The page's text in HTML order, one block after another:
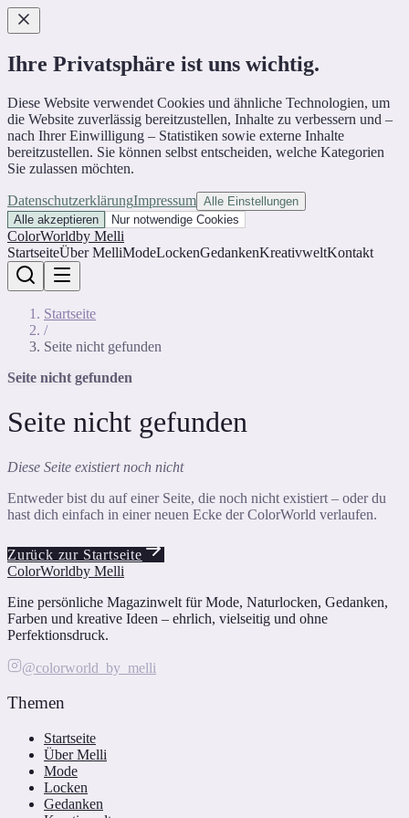
Ihre Privatsphäre ist uns wichtig.
Diese Website verwendet Cookies und ähnliche Technologien, um
die Website zuverlässig bereitzustellen, Inhalte zu verbessern und –
nach Ihrer Einwilligung – Statistiken sowie externe Inhalte
bereitzustellen. Sie können selbst entscheiden, welche Kategorien
Sie zulassen möchten.
DatenschutzerklärungImpressum Alle Einstellungen
Alle akzeptieren
Nur notwendige Cookies
ColorWorldby Melli
StartseiteÜber MelliModeLockenGedankenKreativweltKontakt
Startseite
/
Seite nicht gefunden
Seite nicht gefunden
Seite nicht gefunden
Diese Seite existiert noch nicht
Entweder bist du auf einer Seite, die noch nicht existiert – oder du
hast dich einfach in einer neuen Ecke der ColorWorld verlaufen.
Zurück zur Startseite
ColorWorldby Melli
Eine persönliche Magazinwelt für Mode, Naturlocken, Gedanken,
Farben und kreative Ideen – ehrlich, vielseitig und ohne
Perfektionsdruck.
@colorworld_by_melli
Themen
Startseite
Über Melli
Mode
Locken
Gedanken